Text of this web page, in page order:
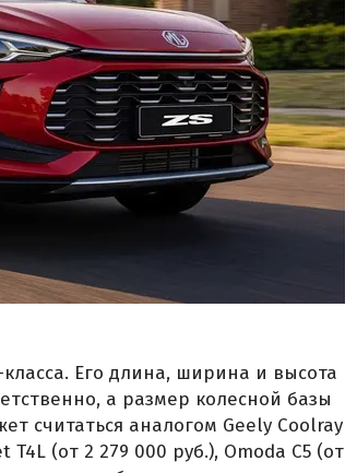
Его длина, ширина и высота
а размер колесной базы
считаться аналогом Geely Coolray
(от 2 279 000 руб.), Omoda C5 (от